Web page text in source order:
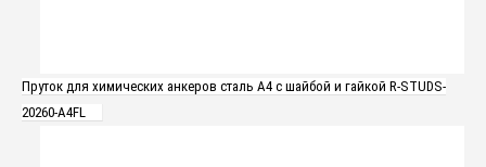
Пруток для химических анкеров сталь А4 с шайбой и гайкой R-STUDS-
20260-A4FL